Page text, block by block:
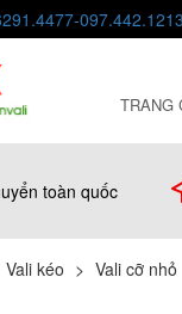
097.442.1213
TRANG
toàn quốc
Vali kéo > Vali cỡ nhỏ